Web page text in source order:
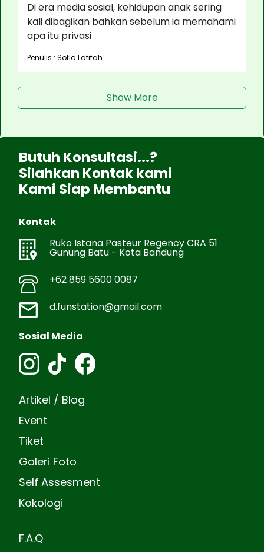
Di era media sosial, kehidupan anak sering
kali dibagikan bahkan sebelum ia memahami
apa itu privasi
Penulis : Sofia Latifah
Show More
Butuh Konsultasi...?
Silahkan Kontak kami
Kami Siap Membantu
Kontak
Ruko Istana Pasteur Regency CRA 51
Gunung Batu - Kota Bandung
+62 859 5600 0087
d.funstation@gmail.com
Sosial Media
Artikel / Blog
Event
Tiket
Galeri Foto
Self Assesment
Kokologi
F.A.Q